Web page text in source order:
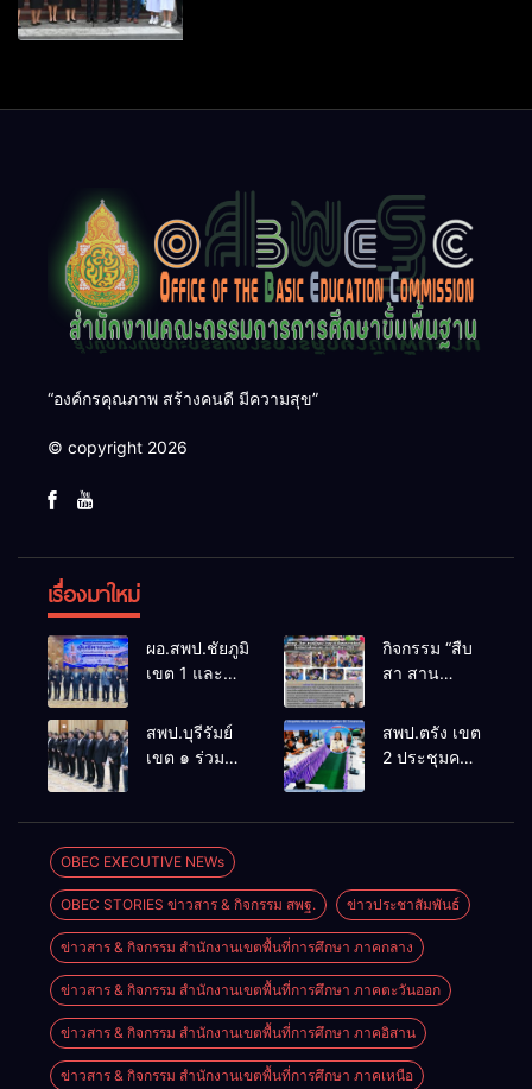
“องค์กรคุณภาพ สร้างคนดี มีความสุข”
© copyright 2026
เรื่องมาใหม่
ผอ.สพป.ชัยภูมิ
เขต 1 และ
ประชุม
สัมมนาทาง
นำการศึกษา
ไทยสู่อนาคต”
ประจำเขต
ตรวจราชการ
ที่ 13
กิจกรรม “สืบ
สา สาน
ล้านนาวิถี สู่
โลกแห่งการ
เรียนรู้”
สันพระเนตร
สพป.บุรีรัมย์
เขต ๑ ร่วม
นำการศึกษา
ไทยสู่อนาคต”
เขตตรวจ
ราชการที่ ๑๓
สพป.ตรัง เขต
2 ประชุมคณะ
2569
OBEC EXECUTIVE NEWs
OBEC STORIES ข่าวสาร & กิจกรรม สพฐ. ข่าวประชาสัมพันธ์
ข่าวสาร & กิจกรรม สำนักงานเขตพื้นที่การศึกษา ภาคกลาง
ข่าวสาร & กิจกรรม สำนักงานเขตพื้นที่การศึกษา ภาคตะวันออก
ข่าวสาร & กิจกรรม สำนักงานเขตพื้นที่การศึกษา ภาคอิสาน
ข่าวสาร & กิจกรรม สำนักงานเขตพื้นที่การศึกษา ภาคเหนือ